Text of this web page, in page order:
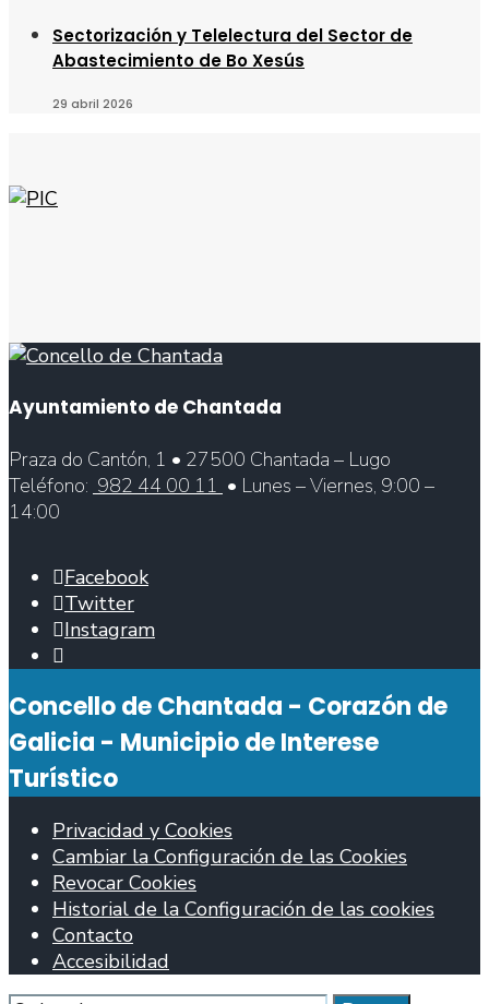
Sectorización y Telelectura del Sector de
Abastecimiento de Bo Xesús
29 abril 2026
Ayuntamiento de Chantada
Praza do Cantón, 1 • 27500 Chantada – Lugo
Teléfono: 982 44 00 11 • Lunes – Viernes, 9:00 –
14:00
Facebook
Twitter
Instagram
de
búsqueda
Concello de Chantada - Corazón de
Galicia - Municipio de Interese
Turístico
Privacidad y Cookies
Cambiar la Configuración de las Cookies
Revocar Cookies
Historial de la Configuración de las cookies
Contacto
Accesibilidad